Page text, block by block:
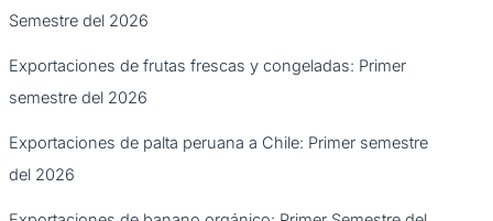
Semestre del 2026
Exportaciones de frutas frescas y congeladas: Primer
semestre del 2026
Exportaciones de palta peruana a Chile: Primer semestre
del 2026